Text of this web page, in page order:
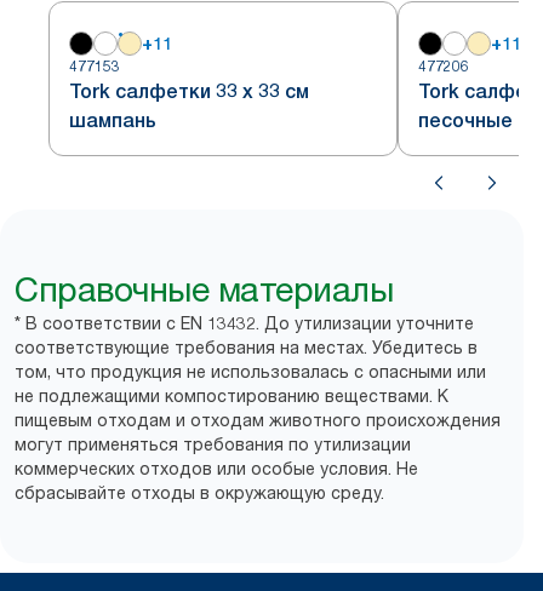
+11
477153
Tork салфетки 33 х 33 см
шампань
+11
477206
Tork
песочные
Справочные материалы
* В соответствии с EN 13432. До утилизации уточните
соответствующие требования на местах. Убедитесь в
том, что продукция не использовалась с опасными или
не подлежащими компостированию веществами. К
пищевым отходам и отходам животного происхождения
могут применяться требования по утилизации
коммерческих отходов или особые условия. Не
сбрасывайте отходы в окружающую среду.